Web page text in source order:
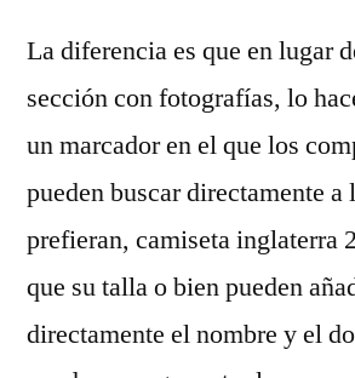
La diferencia es que en lugar
sección con fotografías, lo
un marcador en el que los
pueden buscar directamente a
prefieran, camiseta inglaterra
que su talla o bien pueden
directamente el nombre y el